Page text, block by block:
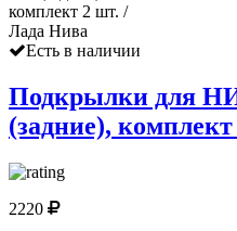
Есть в наличии
Подкрылки для
(задние),
2220